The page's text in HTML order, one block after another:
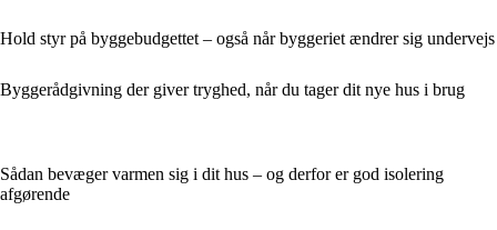
Hold styr på byggebudgettet – også når byggeriet ændrer sig undervejs
Byggerådgivning der giver tryghed, når du tager dit nye hus i brug
Sådan bevæger varmen sig i dit hus – og derfor er god isolering
afgørende